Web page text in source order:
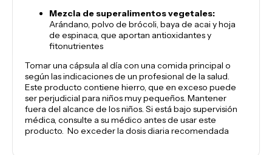
Mezcla de superalimentos vegetales:
Arándano, polvo de brócoli, baya de acai y hoja
de espinaca, que aportan antioxidantes y
fitonutrientes
Tomar una cápsula al día con una comida principal o
según las indicaciones de un profesional de la salud.
Este producto contiene hierro, que en exceso puede
ser perjudicial para niños muy pequeños. Mantener
fuera del alcance de los niños. Si está bajo supervisión
médica, consulte a su médico antes de usar este
producto. No exceder la dosis diaria recomendada